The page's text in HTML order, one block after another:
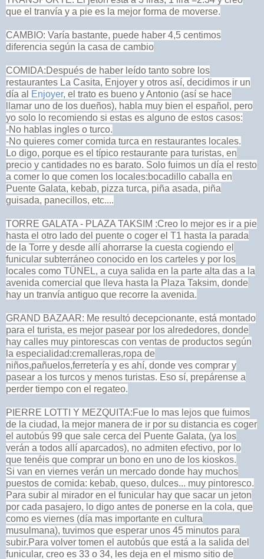
que el tranvía y a pie es la mejor forma de moverse.
CAMBIO: Varía bastante, puede haber 4,5 centimos
diferencia según la casa de cambio
COMIDA:Después de haber leído tanto sobre los
restaurantes La Casita, Enjoyer y otros así, decidimos ir un
día al Enjoyer, el trato es bueno y Antonio (así se hace
llamar uno de los dueños), habla muy bien el español, pero
yo solo lo recomiendo si estas es alguno de estos casos:
-No hablas ingles o turco.
-No quieres comer comida turca en restaurantes locales.
Lo digo, porque es el típico restaurante para turistas, en
precio y cantidades no es barato. Solo fuimos un día el resto
a comer lo que comen los locales:bocadillo caballa en
Puente Galata, kebab, pizza turca, piña asada, piña
guisada, panecillos, etc....
TORRE GALATA - PLAZA TAKSIM :Creo lo mejor es ir a pie
hasta el otro lado del puente o coger el T1 hasta la parada
de la Torre y desde allí ahorrarse la cuesta cogiendo el
funicular subterráneo conocido en los carteles y por los
locales como TÜNEL, a cuya salida en la parte alta das a la
avenida comercial que lleva hasta la Plaza Taksim, donde
hay un tranvía antiguo que recorre la avenida.
GRAND BAZAAR: Me resultó decepcionante, está montado
para el turista, es mejor pasear por los alrededores, donde
hay calles muy pintorescas con ventas de productos según
la especialidad:cremalleras,ropa de
niños,pañuelos,ferretería y es ahí, donde ves comprar y
pasear a los turcos y menos turistas. Eso sí, prepárense a
perder tiempo con el regateo.
PIERRE LOTTI Y MEZQUITA:Fue lo mas lejos que fuimos
de la ciudad, la mejor manera de ir por su distancia es coger
el autobús 99 que sale cerca del Puente Galata, (ya los
verán a todos allí aparcados), no admiten efectivo, por lo
que tenéis que comprar un bono en uno de los kioskos.
Si van en viernes verán un mercado donde hay muchos
puestos de comida: kebab, queso, dulces... muy pintoresco.
Para subir al mirador en el funicular hay que sacar un jeton
por cada pasajero, lo digo antes de ponerse en la cola, que
como es viernes (día mas importante en cultura
musulmana), tuvimos que esperar unos 45 minutos para
subir.Para volver tomen el autobús que está a la salida del
funicular, creo es 33 o 34, les deja en el mismo sitio de